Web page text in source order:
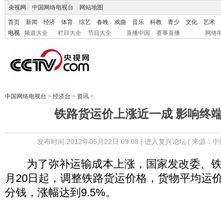
央视网 中国网络电视台 网站地图
首页 新闻 经济 体育 综艺 春晚 戏曲 音乐 科教 青少 文化
艺术
电视
频道大全 栏目大全 节目大全 直播中国 赛事直播 网络
中国网络电视台 > 经济台 > 资讯 >
铁路货运价上涨近一成 影响终
发布时间:2012年05月22日 09:08 | 进入复兴论坛| 来源：
为了弥补运输成本上涨，国家发改委、铁
月20日起，调整铁路货运价格，货物平均运
分钱，涨幅达到9.5%。